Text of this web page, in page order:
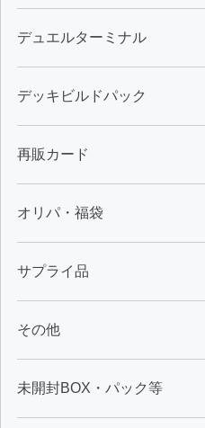
デュエルターミナル
デッキビルドパック
再販カード
オリパ・福袋
サプライ品
その他
未開封BOX・パック等